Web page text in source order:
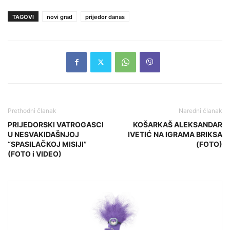
TAGOVI novi grad prijedor danas
Prethodni članak
PRIJEDORSKI VATROGASCI
U NESVAKIDAŠNJOJ
“SPASILAČKOJ MISIJI”
(FOTO i VIDEO)
Naredni članak
KOŠARKAŠ ALEKSANDAR
IVETIĆ NA IGRAMA BRIKSA
(FOTO)